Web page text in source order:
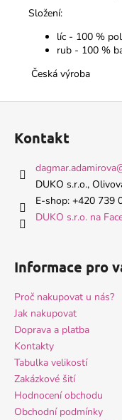
Složení:
líc - 100 %
rub - 100 %
Česká výroba
Kontakt
dagmar.adamirova
DUKO s.r.o.,
E-shop: +420 739
DUKO s.r.o. na
Informace pro
Proč nakupovat u nás?
Jak nakupovat
Doprava a platba
Kontakty
Tabulka velikostí
Zakázkové šití
Hodnocení obchodu
Obchodní podmínky